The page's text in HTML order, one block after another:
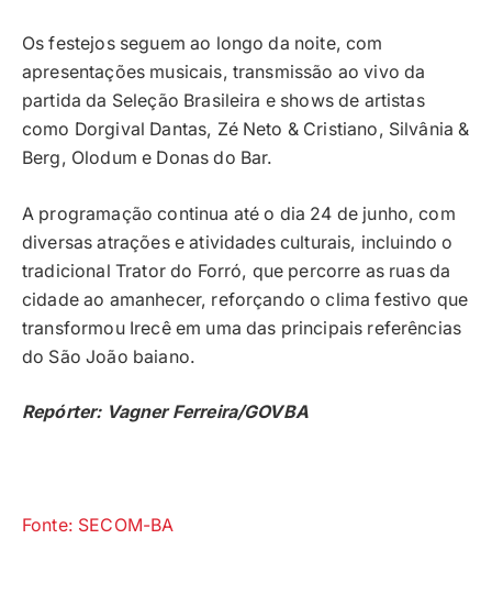
Os festejos seguem ao longo da noite, com
apresentações musicais, transmissão ao vivo da
partida da Seleção Brasileira e shows de artistas
como Dorgival Dantas, Zé Neto & Cristiano, Silvânia &
Berg, Olodum e Donas do Bar.
A programação continua até o dia 24 de junho, com
diversas atrações e atividades culturais, incluindo o
tradicional Trator do Forró, que percorre as ruas da
cidade ao amanhecer, reforçando o clima festivo que
transformou Irecê em uma das principais referências
do São João baiano.
Repórter: Vagner Ferreira/GOVBA
Fonte: SECOM-BA